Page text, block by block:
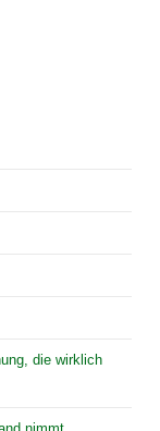
die wirklich